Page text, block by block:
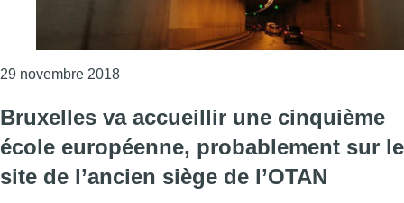
29 novembre 2018Consulter l'article "Le tunnel Otan rouvert
Bruxelles va accueillir une cinquième
école européenne, probablement sur le
site de l’ancien siège de l’OTAN